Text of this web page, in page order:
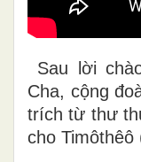
Sau lời
Cha, cộng
trích từ thư
cho Timôthêô